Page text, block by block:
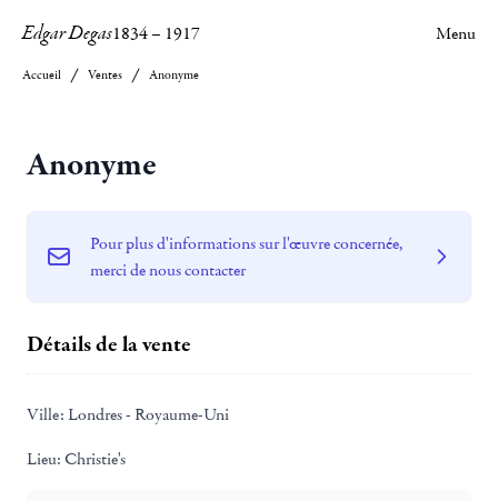
Edgar Degas1834– 1917 Menu
Accueil Ventes Anonyme
Anonyme
Pour plus d'informations sur l'œuvre concernée,
merci de nous contacter
Détails de la vente
Ville: Londres - Royaume-Uni
Lieu: Christie's